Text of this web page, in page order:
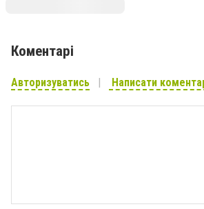
Коментарі
Авторизуватись Написати